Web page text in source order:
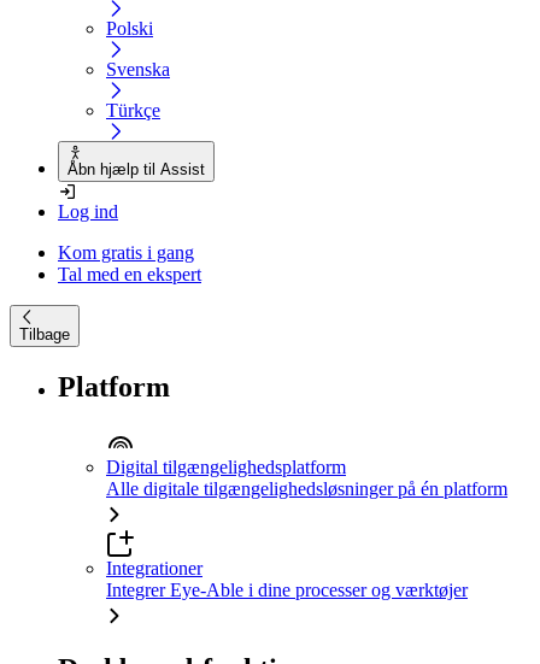
Polski
Svenska
Türkçe
Åbn hjælp til Assist
Log ind
Kom gratis i gang
Tal med en ekspert
Tilbage
Platform
Digital tilgængelighedsplatform
Alle digitale tilgængelighedsløsninger på én platform
Integrationer
Integrer Eye-Able i dine processer og værktøjer